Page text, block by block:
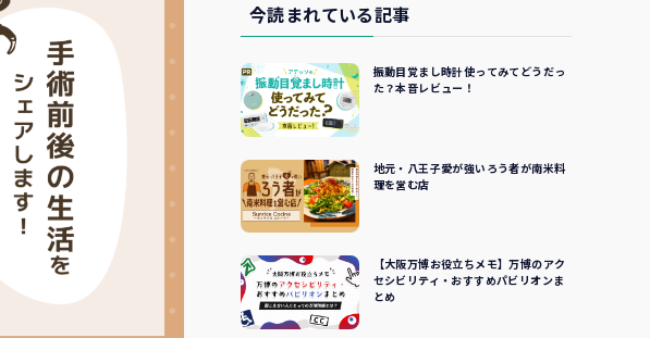
今読まれている記事
振動目覚まし時計使ってみてどうだっ
た？本音レビュー！
地元・八王子愛が強いろう者が南米料
理を営む店
【大阪万博お役立ちメモ】万博のアク
セシビリティ・おすすめパビリオンま
とめ